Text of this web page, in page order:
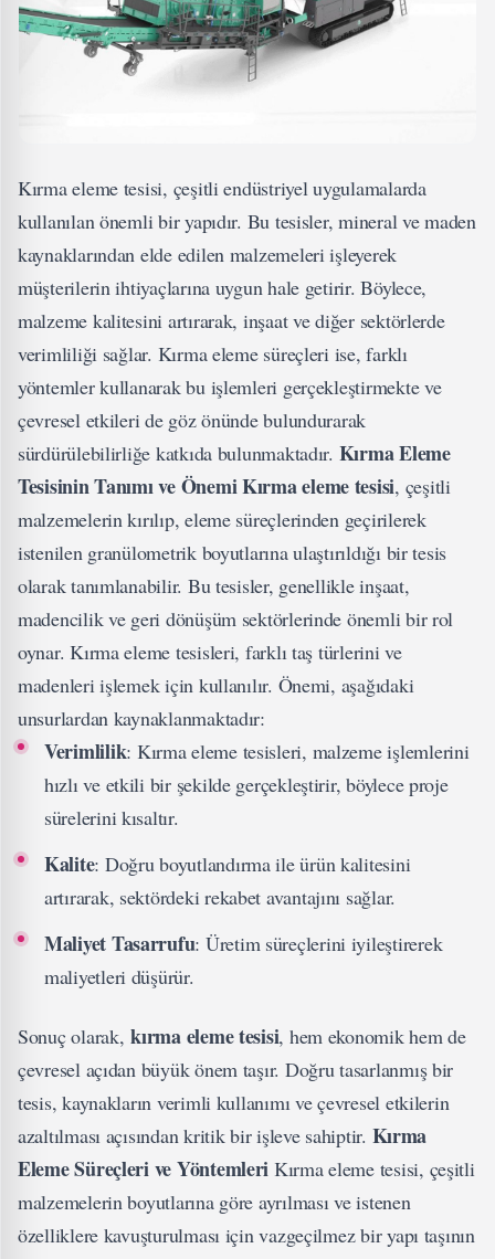
Kırma eleme tesisi, çeşitli endüstriyel uygulamalarda
kullanılan önemli bir yapıdır. Bu tesisler, mineral ve maden
kaynaklarından elde edilen malzemeleri işleyerek
müşterilerin ihtiyaçlarına uygun hale getirir. Böylece,
malzeme kalitesini artırarak, inşaat ve diğer sektörlerde
verimliliği sağlar. Kırma eleme süreçleri ise, farklı
yöntemler kullanarak bu işlemleri gerçekleştirmekte ve
çevresel etkileri de göz önünde bulundurarak
sürdürülebilirliğe katkıda bulunmaktadır. Kırma Eleme
Tesisinin Tanımı ve ÖnemiKırma eleme tesisi, çeşitli
malzemelerin kırılıp, eleme süreçlerinden geçirilerek
istenilen granülometrik boyutlarına ulaştırıldığı bir tesis
olarak tanımlanabilir. Bu tesisler, genellikle inşaat,
madencilik ve geri dönüşüm sektörlerinde önemli bir rol
oynar. Kırma eleme tesisleri, farklı taş türlerini ve
madenleri işlemek için kullanılır. Önemi, aşağıdaki
unsurlardan kaynaklanmaktadır:
Verimlilik: Kırma eleme tesisleri, malzeme işlemlerini
hızlı ve etkili bir şekilde gerçekleştirir, böylece proje
sürelerini kısaltır.
Kalite: Doğru boyutlandırma ile ürün kalitesini
artırarak, sektördeki rekabet avantajını sağlar.
Maliyet Tasarrufu: Üretim süreçlerini iyileştirerek
maliyetleri düşürür.
Sonuç olarak,kırma eleme tesisi, hem ekonomik hem de
çevresel açıdan büyük önem taşır. Doğru tasarlanmış bir
tesis, kaynakların verimli kullanımı ve çevresel etkilerin
azaltılması açısından kritik bir işleve sahiptir. Kırma
Eleme Süreçleri ve Yöntemleri Kırma eleme tesisi, çeşitli
malzemelerin boyutlarına göre ayrılması ve istenen
özelliklere kavuşturulması için vazgeçilmez bir yapı taşının